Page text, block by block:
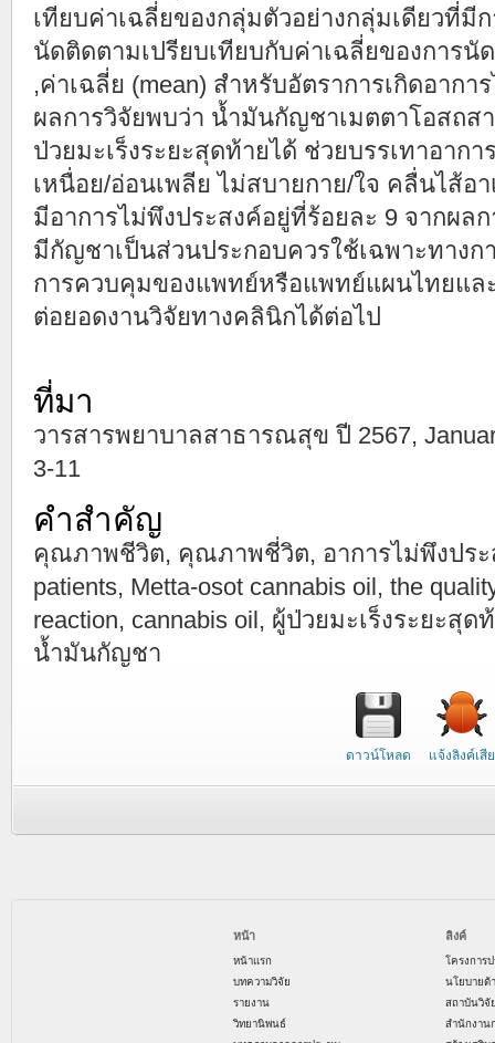
เทียบค่าเฉลี่ยของกลุ่มตัวอย่างกลุ่มเดียวที่มี
นัดติดตามเปรียบเทียบกับค่าเฉลี่ยของการนั
,ค่าเฉลี่ย (mean) สำหรับอัตราการเกิดอากา
ผลการวิจัยพบว่า น้ำมันกัญชาเมตตาโอสถ
ป่วยมะเร็งระยะสุดท้ายได้ ช่วยบรรเทาอาก
เหนื่อย/อ่อนเพลีย ไม่สบายกาย/ใจ คลื่นไส้อ
มีอาการไม่พึงประสงค์อยู่ที่ร้อยละ 9 จากผล
มีกัญชาเป็นส่วนประกอบควรใช้เฉพาะทาง
การควบคุมของแพทย์หรือแพทย์แผนไทยแล
ต่อยอดงานวิจัยทางคลินิกได้ต่อไป
ที่มา
วารสารพยาบาลสาธารณสุข ปี 2567,
3-11
คำสำคัญ
คุณภาพชีวิต, คุณภาพชี่วิต, อาการไม่พึงประ
patients, Metta-osot cannabis oil, the
reaction, cannabis oil, ผู้ป่วยมะเร็งระยะสุ
น้ำมันกัญชา
ดาวน์โหลด แจ้งลิงค์เสีย
หน้า
หน้าแรก
บทความวิจัย
รายงาน
วิทยานิพนธ์
ลิงค์
โครงการ
นโยบายด้
สถาบันวิจั
สำนักงาน